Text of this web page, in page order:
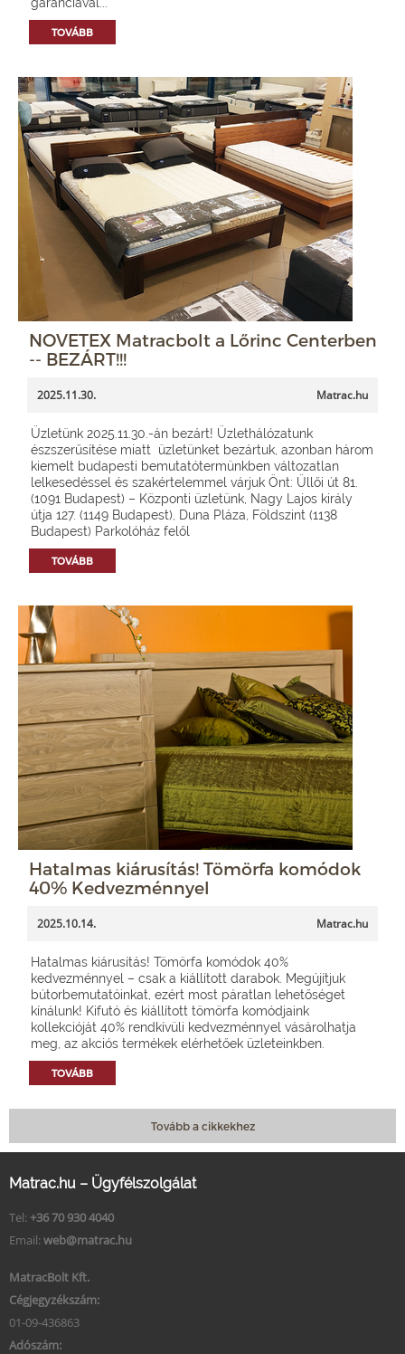
TOVÁBB
NOVETEX Matracbolt a Lőrinc Centerben
-- BEZÁRT!!!
2025.11.30. Matrac.hu
Üzletünk 2025.11.30.-án bezárt! Üzlethálózatunk
észszerűsítése miatt üzletünket bezártuk, azonban három
kiemelt budapesti bemutatótermünkben változatlan
lelkesedéssel és szakértelemmel várjuk Önt: Üllői út 81.
(1091 Budapest) – Központi üzletünk, Nagy Lajos király
útja 127. (1149 Budapest), Duna Pláza, Földszint (1138
Budapest) Parkolóház felől
TOVÁBB
Hatalmas kiárusítás! Tömörfa komódok
40% Kedvezménnyel
2025.10.14. Matrac.hu
Hatalmas kiárusítás! Tömörfa komódok 40%
kedvezménnyel – csak a kiállított darabok. Megújítjuk
bútorbemutatóinkat, ezért most páratlan lehetőséget
kínálunk! Kifutó és kiállított tömörfa komódjaink
kollekcióját 40% rendkívüli kedvezménnyel vásárolhatja
meg, az akciós termékek elérhetőek üzleteinkben.
TOVÁBB
Tovább a cikkekhez
Matrac.hu – Ügyfélszolgálat
Tel: +36 70 930 4040
Email: web@matrac.hu
MatracBolt Kft.
Cégjegyzékszám:
01-09-436863
Adószám: